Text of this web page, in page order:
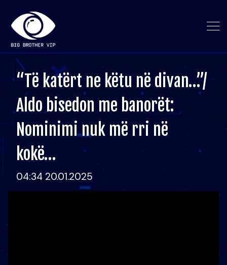
“Të katërt ne këtu në divan…”/
Aldo bisedon me banorët:
Nominimi nuk më rri në
kokë…
04:34 20.01.2025